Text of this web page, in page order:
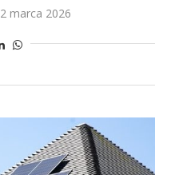
2 marca 2026